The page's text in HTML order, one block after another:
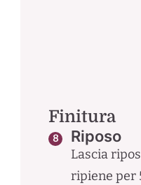
Finitura
Riposo
Lascia
ripiene per